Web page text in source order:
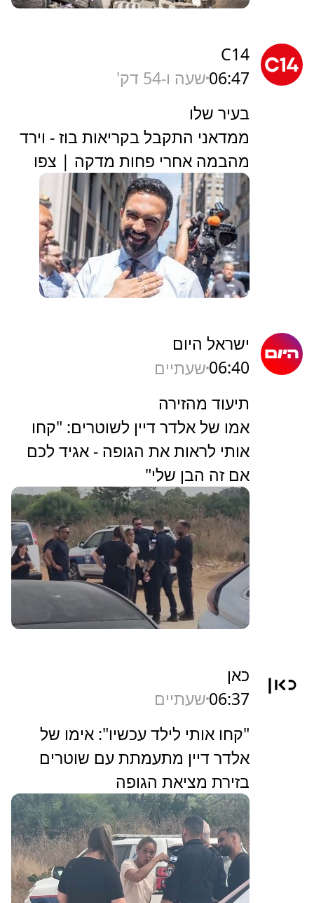
C14
06:47שעה ו-54 דק'
בעיר שלו
ממדאני התקבל בקריאות בוז - וירד
מהבמה אחרי פחות מדקה | צפו
ישראל היום
06:40שעתיים
תיעוד מהזירה
אמו של אלדר דיין לשוטרים: "קחו
אותי לראות את הגופה - אגיד לכם
אם זה הבן שלי"
כאן
06:37שעתיים
"קחו אותי לילד עכשיו": אימו של
אלדר דיין מתעמתת עם שוטרים
בזירת מציאת הגופה